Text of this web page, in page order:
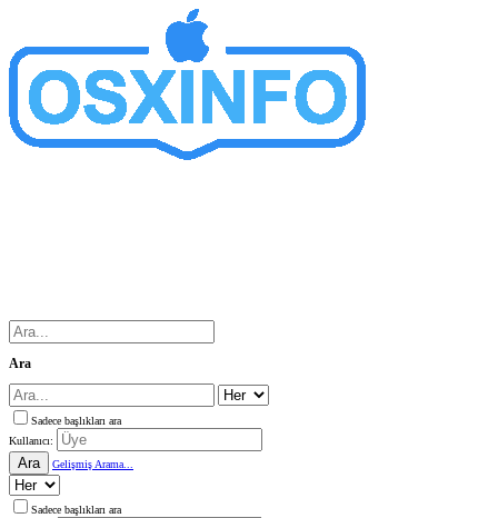
Ara
Sadece başlıkları ara
Kullanıcı:
Ara Gelişmiş Arama...
Sadece başlıkları ara